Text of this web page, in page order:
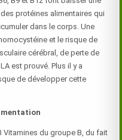
protéines alimentaires qui
dans le corps. Une
et le risque de
cérébral, de perte de
est prouvé. Plus il y a
de développer cette
Vitamines du groupe B, du fait